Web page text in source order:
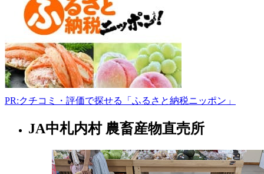
一
の
沢
62
0125-
53-
PR:クチコミ・評価で探せる「ふるさと納税ニッポン」
北
JA中札内村 農畜産物直売所